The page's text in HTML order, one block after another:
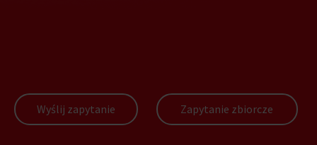
Wyślij zapytanie Zapytanie zbiorcze